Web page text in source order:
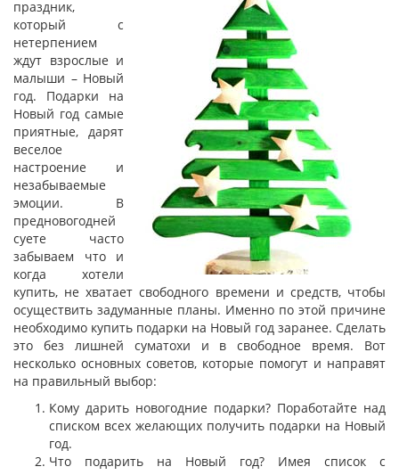
праздник,
который с
нетерпением
ждут взрослые и
малыши – Новый
год. Подарки на
Новый год самые
приятные, дарят
веселое
настроение и
незабываемые
эмоции. В
предновогодней
суете часто
забываем что и
когда хотели
купить, не хватает свободного времени и средств, чтобы
осуществить задуманные планы. Именно по этой причине
необходимо купить подарки на Новый год заранее. Сделать
это без лишней суматохи и в свободное время. Вот
несколько основных советов, которые помогут и направят
на правильный выбор:
Кому дарить новогодние подарки? Поработайте над
списком всех желающих получить подарки на Новый
год.
Что подарить на Новый год? Имея список с